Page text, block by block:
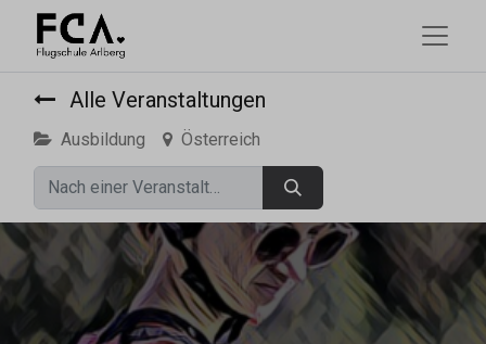
Alle Veranstaltungen
Ausbildung Österreich